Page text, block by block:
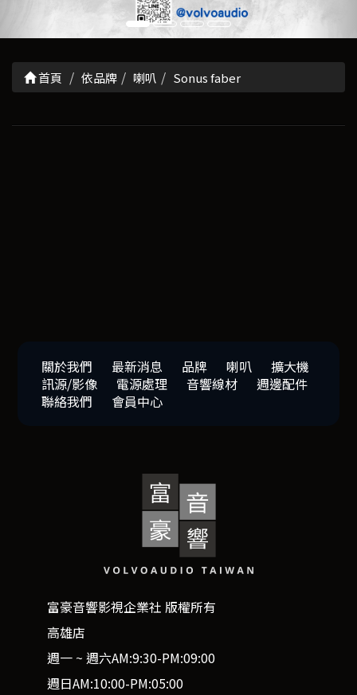
首頁 依品牌 喇叭 Sonus faber
關於我們 最新消息 品牌 喇叭
擴大機
訊源/影像
電源處理 音響線材
週邊配件
聯絡我們
會員中心
富豪音響影視企業社 版權所有
高雄店
週一 ~ 週六AM:9:30-PM:09:00
週日AM:10:00-PM:05:00